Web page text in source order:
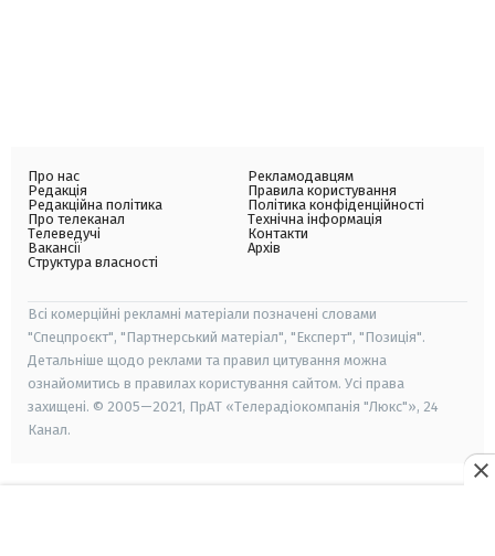
Про нас
Редакція
Редакційна політика
Про телеканал
Телеведучі
Вакансії
Структура власності
Рекламодавцям
Правила користування
Політика конфіденційності
Технічна інформація
Контакти
Архів
Всі комерційні рекламні матеріали позначені словами
"Спецпроєкт", "Партнерський матеріал", "Експерт", "Позиція".
Детальніше щодо реклами та правил цитування можна
ознайомитись в правилах користування сайтом. Усі права
захищені. © 2005—2021, ПрАТ «Телерадіокомпанія "Люкс"», 24
Канал.